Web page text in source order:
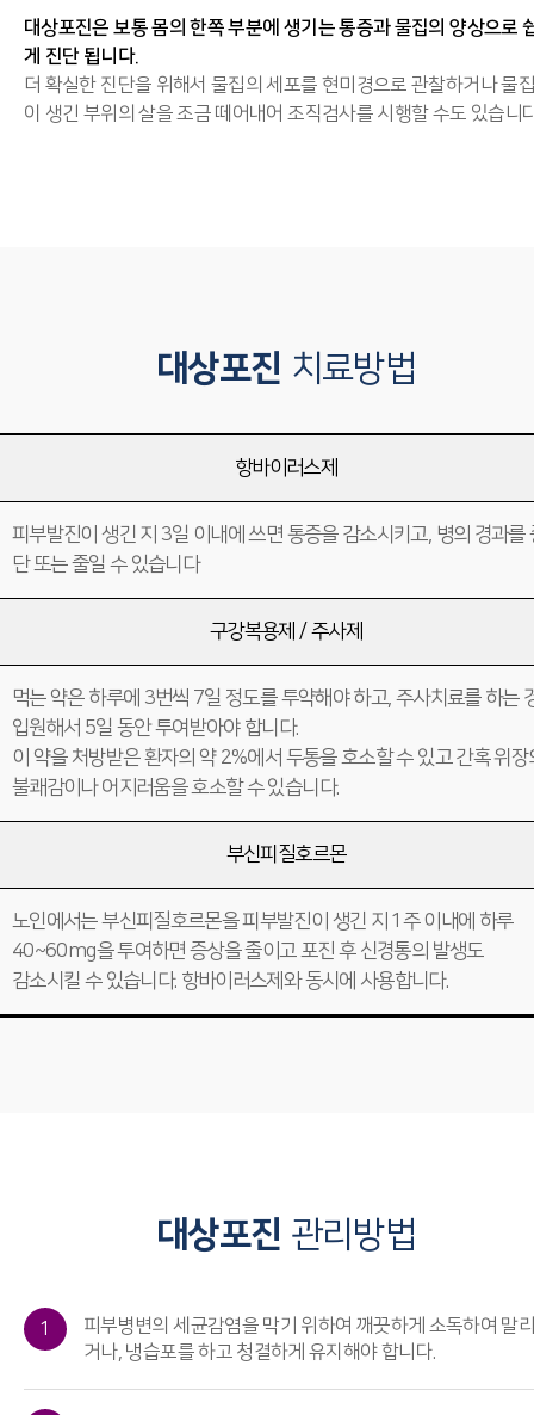
대상포진은 보통 몸의 한쪽 부분에 생기는 통증과 물집의 양상으로
게 진단 됩니다.
더 확실한 진단을 위해서 물집의 세포를 현미경으로 관찰하거나 물집
이 생긴 부위의 살을 조금 떼어내어 조직검사를 시행할 수도 있습니
대상포진 치료방법
항바이러스제
피부발진이 생긴 지 3일 이내에 쓰면 통증을 감소시키고, 병의 경과를
단 또는 줄일 수 있습니다
구강복용제 / 주사제
먹는 약은 하루에 3번씩 7일 정도를 투약해야 하고, 주사치료를 하는
입원해서 5일 동안 투여받아야 합니다.
이 약을 처방받은 환자의 약 2%에서 두통을 호소할 수 있고 간혹 위장
불쾌감이나 어지러움을 호소할 수 있습니다.
부신피질호르몬
노인에서는 부신피질호르몬을 피부발진이 생긴 지 1주 이내에 하루
40~60mg을 투여하면 증상을 줄이고 포진 후 신경통의 발생도
감소시킬 수 있습니다. 항바이러스제와 동시에 사용합니다.
대상포진 관리방법
1
피부병변의 세균감염을 막기 위하여 깨끗하게 소독하여 말
거나, 냉습포를 하고 청결하게 유지해야 합니다.